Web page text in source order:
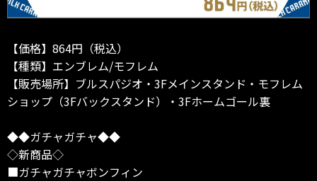
【価格】864円（税込）
【種類】エンブレム/モフレム
【販売場所】ブルスパジオ・3Fメインスタンド・モフレム
ショップ（3Fバックスタンド）・3Fホームゴール裏
◆◆ガチャガチャ◆◆
◇新商品◇
■ガチャガチャボンフィン